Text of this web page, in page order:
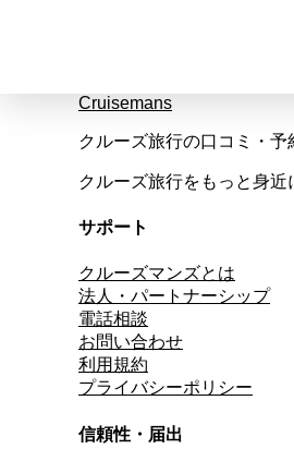
Cruisemans
クルーズ旅行の口コミ・予
クルーズ旅行をもっと身近
サポート
クルーズマンズとは
法人・パートナーシップ
電話相談
お問い合わせ
利用規約
プライバシーポリシー
信頼性・届出